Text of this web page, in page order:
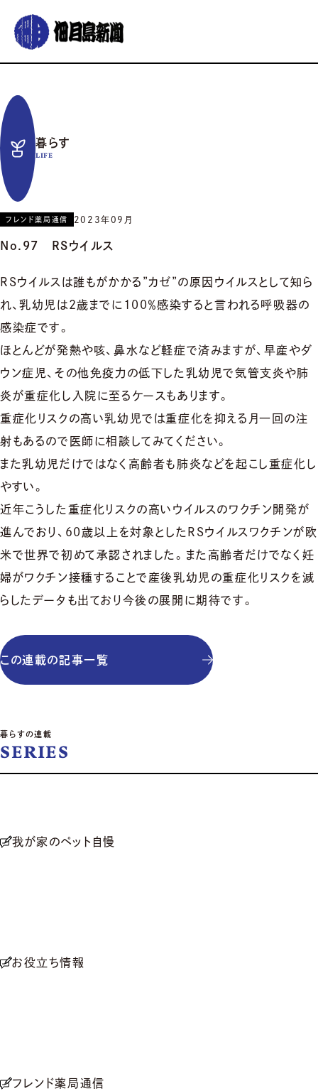
グルメ おでかけ 暮らす
佃月島新聞の紹介
お知らせ
フレンド薬局通信 2023年09月
No.97 RSウイルス
暮らす
LIFE
RSウイルスは誰もがかかる”カゼ”の原因ウイルスとして知ら
れ、乳幼児は2歳までに100％感染すると言われる呼吸器の
感染症です。
ほとんどが発熱や咳、鼻水など軽症で済みますが、早産やダ
ウン症児、その他免疫力の低下した乳幼児で気管支炎や肺
炎が重症化し入院に至るケースもあります。
重症化リスクの高い乳幼児では重症化を抑える月一回の注
射もあるので医師に相談してみてください。
また乳幼児だけではなく高齢者も肺炎などを起こし重症化し
やすい。
近年こうした重症化リスクの高いウイルスのワクチン開発が
進んでおり、60歳以上を対象としたRSウイルスワクチンが欧
米で世界で初めて承認されました。また高齢者だけでなく妊
婦がワクチン接種することで産後乳幼児の重症化リスクを減
らしたデータも出ており今後の展開に期待です。
この連載の記事一覧
暮らすの連載
SERIES
我が家のペット自慢
お役立ち情報
フレンド薬局通信